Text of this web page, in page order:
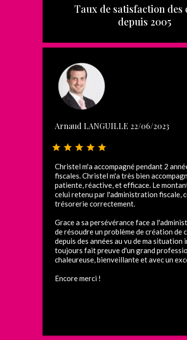
Taux de satisfaction des
depuis 2005
Arnaud LANGUILLE 22/06/2023
Christel m'a accompagné pendant 2
fiscales. Christel m'a très bien
patiente, réactive, et efficace. Le
celui retenu par l'administration fiscale,
trésorerie correctement.
Grace a sa persévérance face a
de résoudre un problème de création de
depuis des années au vu de ma
toujours fait preuve d'un grand
chaleureuse, bienveillante et avec un
Encore merci !